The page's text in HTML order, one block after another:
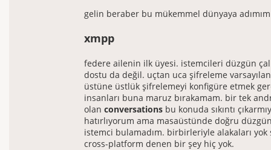
gelin beraber bu mükemmel dünyaya
xmpp
federe ailenin ilk üyesi. istemcileri düzgün
dostu da değil. uçtan uca şifreleme
üstüne üstlük şifrelemeyi konfigüre etmek
insanları buna maruz bırakamam. bir tek
olan conversations bu konuda sıkıntı
hatırlıyorum ama masaüstünde doğru
istemci bulamadım. birbirleriyle alakaları yok
cross-platform denen bir şey hiç yok.